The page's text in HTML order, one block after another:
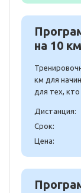
на 10 км
км для
для тех,
Дистанция:
Срок:
Цена: